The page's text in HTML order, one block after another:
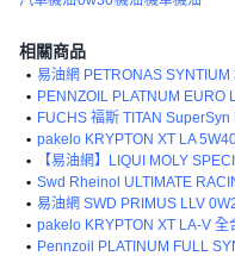
相關商品
•
• PENNZOIL PLATNUM EURO
• FUCHS 福斯 TITAN
• pakelo KRYPTON XT LA
•
【易油網】LIQUI MOLY
• Swd Rheinol ULTIMATE
•
• pakelo KRYPTON XT LA-V 全
• Pennzoil PLATINUM FULL